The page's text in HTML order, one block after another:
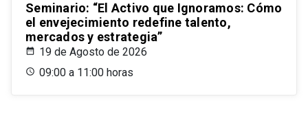
Seminario: “El Activo que Ignoramos: Cómo
el envejecimiento redefine talento,
mercados y estrategia”
19 de Agosto de 2026
09:00 a 11:00 horas